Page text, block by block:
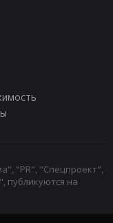
"PR", "Спецпроект",
публикуются на